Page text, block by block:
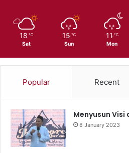
18 ℃
Sat
15 ℃
Sun
11 ℃
Mon
Popular Recent
Menyusun Visi
8 January 2023